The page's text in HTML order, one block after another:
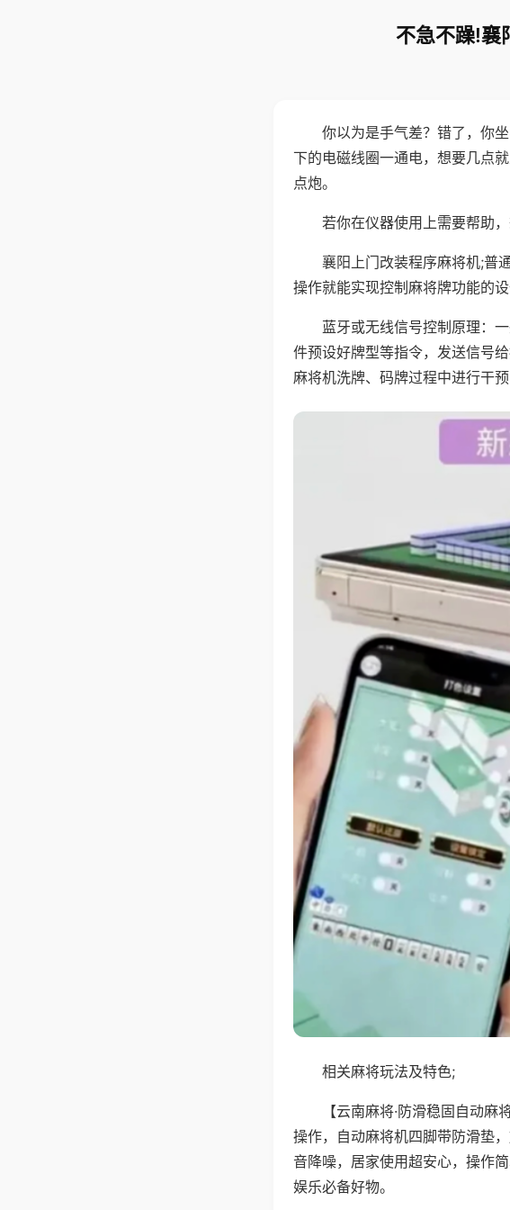
不急不躁!襄
你以为是手气差？错了，你
下的电磁线圈一通电，想要几点
点炮。
若你在仪器使用上需要帮助
襄阳上门改装程序麻将机;普
操作就能实现控制麻将牌功能的设
蓝牙或无线信号控制原理：
件预设好牌型等指令，发送信号
麻将机洗牌、码牌过程中进行干预
相关麻将玩法及特色;
【云南麻将·防滑稳固自动
操作，自动麻将机四脚带防滑垫
音降噪，居家使用超安心，操作
娱乐必备好物。